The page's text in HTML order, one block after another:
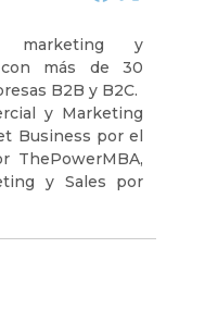
marketing y
con más de 30
B2B y B2C.
y Marketing
Business por el
ThePowerMBA,
y Sales por